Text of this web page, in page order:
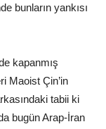
bunların yankısı
kapanmış
Maoist Çin’in
tabii ki
bugün Arap-İran